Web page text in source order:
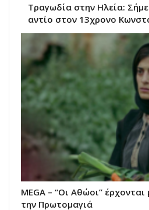
Τραγωδία στην Ηλεία:
αντίο στον 13χρονο
MEGA – “Οι Αθώοι”
την Πρωτομαγιά